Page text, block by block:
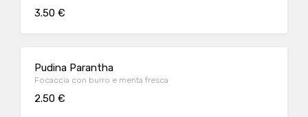
3.50 €
Pudina Parantha
Focaccia con burro e menta fresca
2.50 €